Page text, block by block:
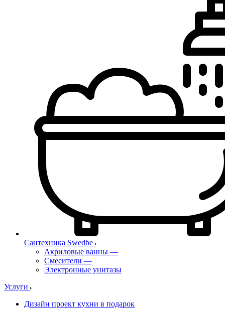
Сантехника Swedbe
Акриловые ванны —
Смесители —
Электронные унитазы
Услуги
Дизайн проект кухни в подарок